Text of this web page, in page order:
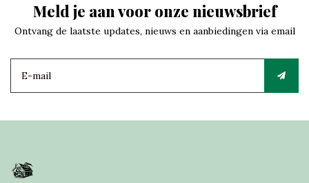
Meld je aan voor onze nieuwsbrief
Ontvang de laatste updates, nieuws en aanbiedingen via email